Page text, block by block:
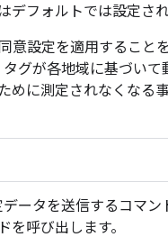
フォルトでは設定され
意設定を適用すること
グが各地域に基づいて
めに測定されなくなる
ータを送信するコマン
を呼び出します。